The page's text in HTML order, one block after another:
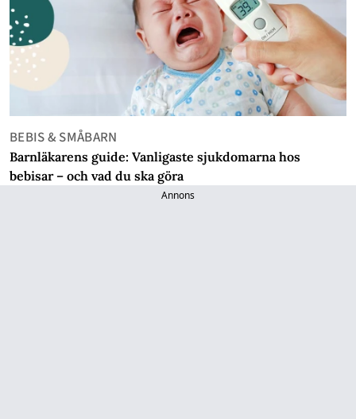
BEBIS & SMÅBARN
Barnläkarens guide: Vanligaste sjukdomarna hos
bebisar – och vad du ska göra
Annons